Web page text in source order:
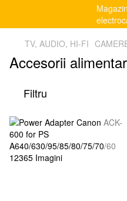
TV, AUDIO, HI-FI
Accesorii
Filtru